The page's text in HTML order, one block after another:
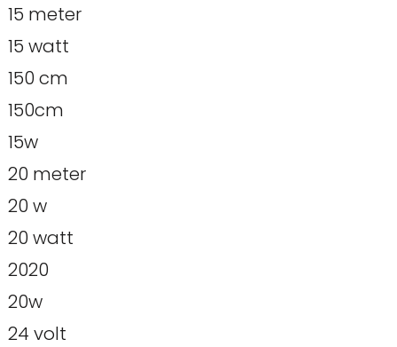
15 meter
15 watt
150 cm
150cm
15w
20 meter
20 w
20 watt
2020
20w
24 volt